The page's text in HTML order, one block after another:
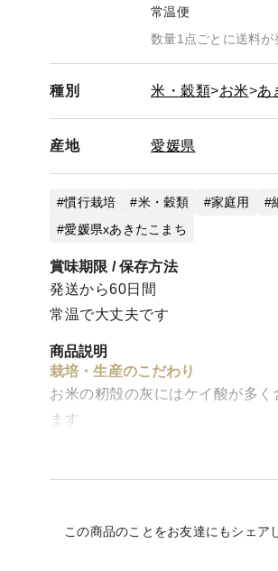
常温便
数量1点ごとに送料が
種別 米・穀類 お米 あ
産地 愛媛県
慣行栽培 米・穀類 家庭用
愛媛県xあきたこまち
賞味期限 / 保存方法
発送から60日間
常温で大丈夫です
商品説明
栽培・生産のこだわり
お米の籾殻の灰にはケイ酸が多
ます
日高農園ではお米の籾殻を薪に
近くの高縄山という標高986m
この商品のことをお友達にもシェア